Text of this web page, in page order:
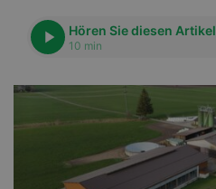
Hören Sie diesen Artikel
10 min